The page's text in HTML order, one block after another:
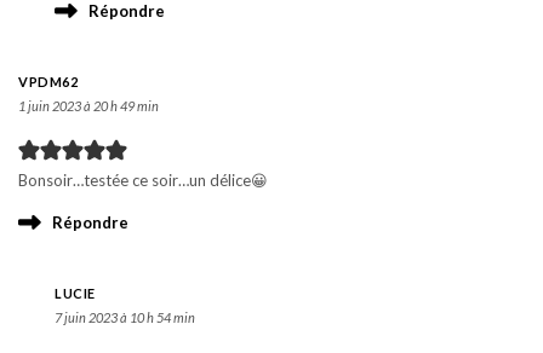
Répondre
VPDM62
1 juin 2023 à 20 h 49 min
Bonsoir…testée ce soir…un délice😀
Répondre
LUCIE
7 juin 2023 à 10 h 54 min